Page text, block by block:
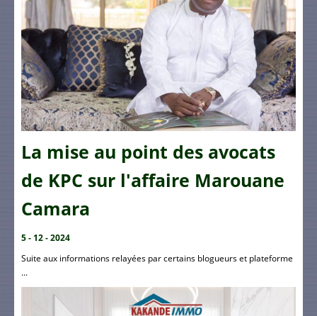
La mise au point des avocats
de KPC sur l'affaire Marouane
Camara
5 - 12 - 2024
Suite aux informations relayées par certains blogueurs et plateforme
...